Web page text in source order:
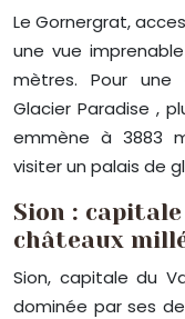
Le Gornergrat,
une vue
mètres. Pour une
Glacier Paradise ,
emmène à 3883
visiter un palais de
Sion :
châteaux
Sion, capitale du
dominée par ses